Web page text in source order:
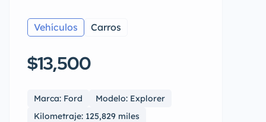
Vehículos Carros
$13,500
Marca: Ford
Modelo: Explorer
Kilometraje: 125,829 miles